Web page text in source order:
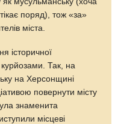
поряд), тож «за»
міста.
історичної
курйозами. Так, на
на Херсонщині
повернути місту
знаменита
місцеві